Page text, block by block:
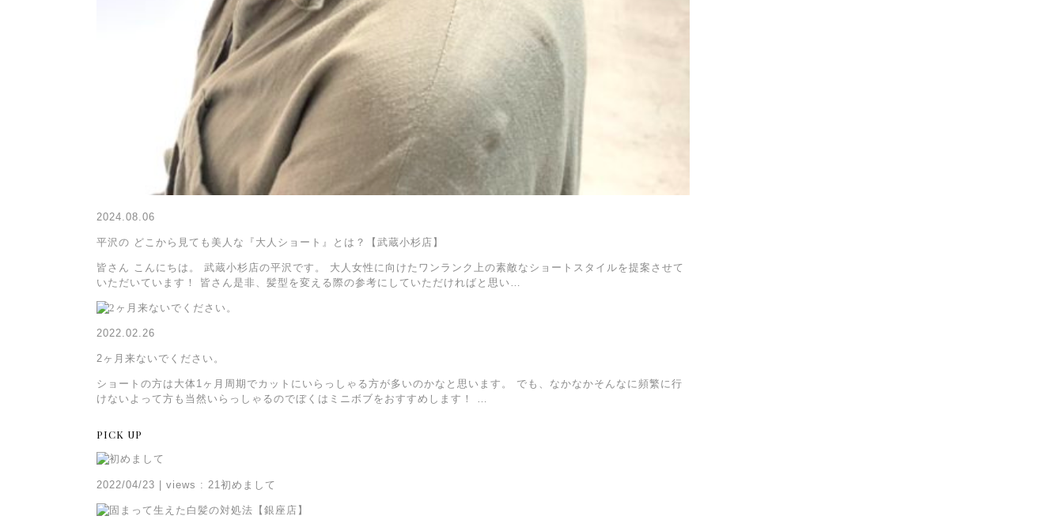
2024.08.06
平沢の どこから見ても美人な『大人ショート』とは？【武蔵小杉店】
皆さん こんにちは。 武蔵小杉店の平沢です。 大人女性に向けたワンランク上の素敵なショートスタイルを提案させて
いただいています！ 皆さん是非、髪型を変える際の参考にしていただければと思い…
2022.02.26
2ヶ月来ないでください。
ショートの方は大体1ヶ月周期でカットにいらっしゃる方が多いのかなと思います。 でも、なかなかそんなに頻繁に行
けないよって方も当然いらっしゃるのでぼくはミニボブをおすすめします！ …
PICK UP
2022/04/23 views : 21初めまして